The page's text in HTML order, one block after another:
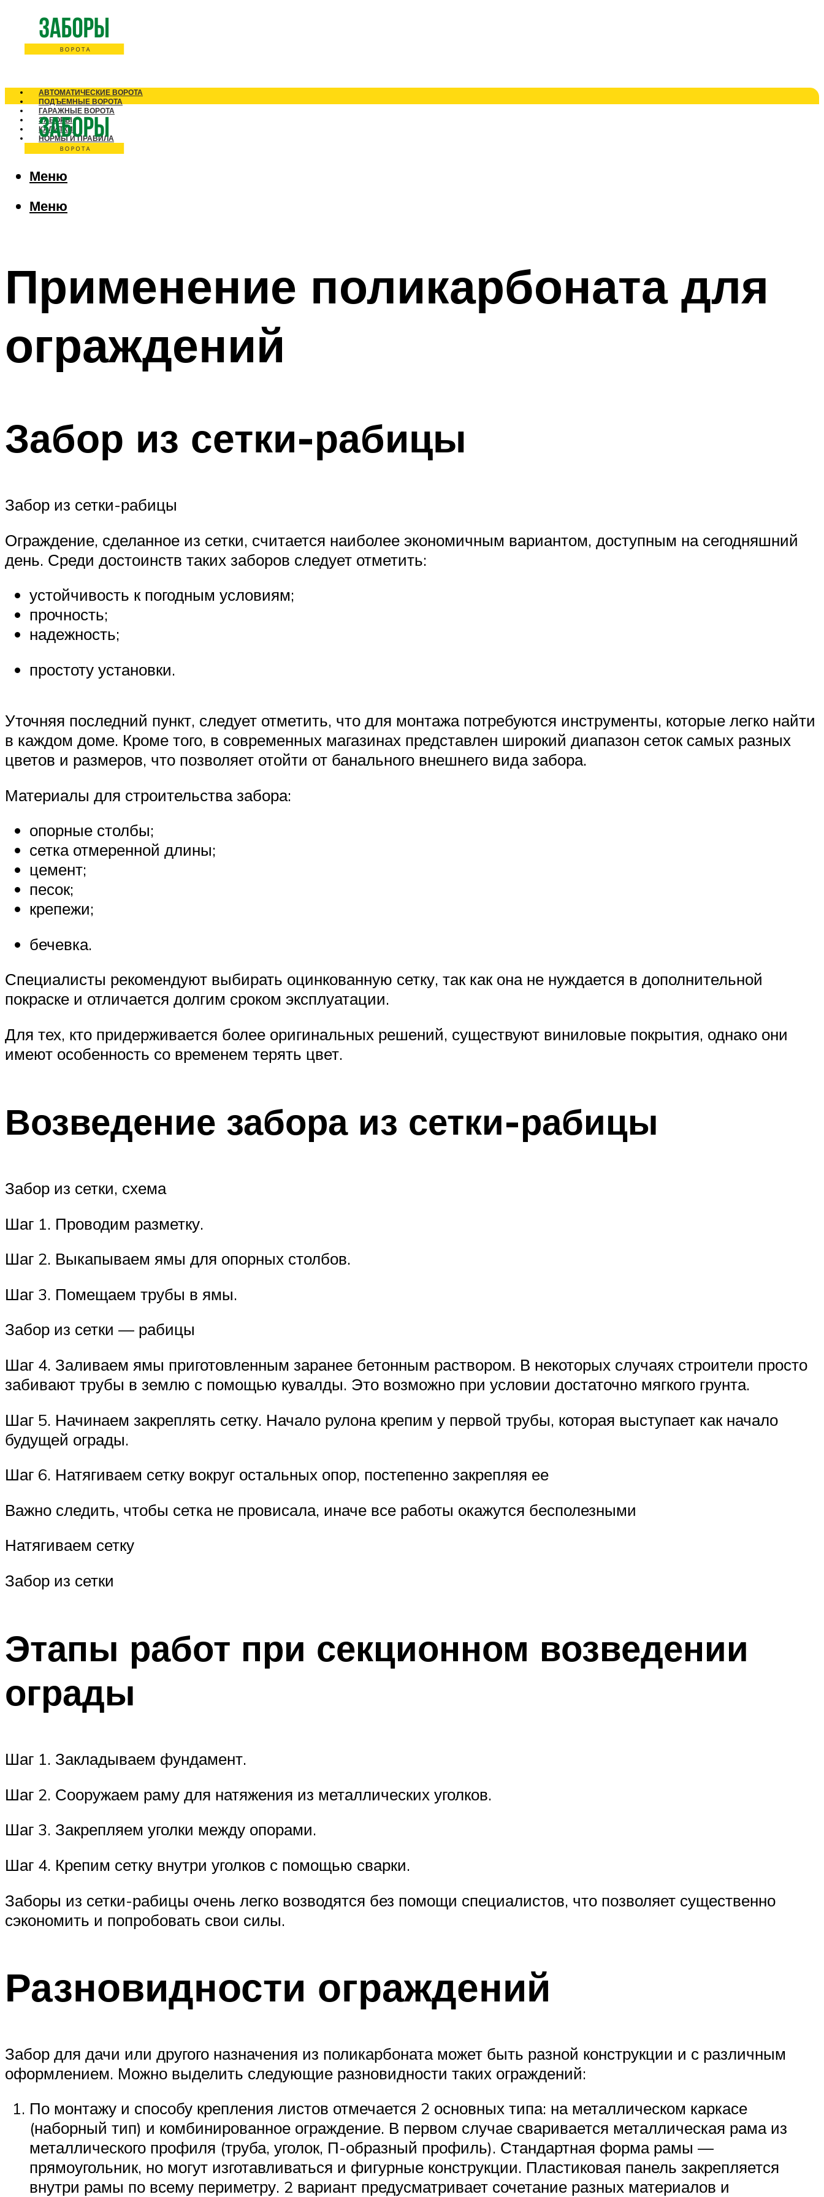
АВТОМАТИЧЕСКИЕ ВОРОТА
ПОДЪЕМНЫЕ ВОРОТА
ГАРАЖНЫЕ ВОРОТА
ЗАБОРЫ
КАЛИТКИ
НОРМЫ И ПРАВИЛА
Меню
Меню
Применение поликарбоната для
ограждений
Забор из сетки-рабицы
Забор из сетки-рабицы
Ограждение, сделанное из сетки, считается наиболее экономичным вариантом, доступным на сегодняшний
день. Среди достоинств таких заборов следует отметить:
устойчивость к погодным условиям;
прочность;
надежность;
простоту установки.
Уточняя последний пункт, следует отметить, что для монтажа потребуются инструменты, которые легко найти
в каждом доме. Кроме того, в современных магазинах представлен широкий диапазон сеток самых разных
цветов и размеров, что позволяет отойти от банального внешнего вида забора.
Материалы для строительства забора:
опорные столбы;
сетка отмеренной длины;
цемент;
песок;
крепежи;
бечевка.
Специалисты рекомендуют выбирать оцинкованную сетку, так как она не нуждается в дополнительной
покраске и отличается долгим сроком эксплуатации.
Для тех, кто придерживается более оригинальных решений, существуют виниловые покрытия, однако они
имеют особенность со временем терять цвет.
Возведение забора из сетки-рабицы
Забор из сетки, схема
Шаг 1. Проводим разметку.
Шаг 2. Выкапываем ямы для опорных столбов.
Шаг 3. Помещаем трубы в ямы.
Забор из сетки — рабицы
Шаг 4. Заливаем ямы приготовленным заранее бетонным раствором. В некоторых случаях строители просто
забивают трубы в землю с помощью кувалды. Это возможно при условии достаточно мягкого грунта.
Шаг 5. Начинаем закреплять сетку. Начало рулона крепим у первой трубы, которая выступает как начало
будущей ограды.
Шаг 6. Натягиваем сетку вокруг остальных опор, постепенно закрепляя ее
Важно следить, чтобы сетка не провисала, иначе все работы окажутся бесполезными
Натягиваем сетку
Забор из сетки
Этапы работ при секционном возведении
ограды
Шаг 1. Закладываем фундамент.
Шаг 2. Сооружаем раму для натяжения из металлических уголков.
Шаг 3. Закрепляем уголки между опорами.
Шаг 4. Крепим сетку внутри уголков с помощью сварки.
Заборы из сетки-рабицы очень легко возводятся без помощи специалистов, что позволяет существенно
сэкономить и попробовать свои силы.
Разновидности ограждений
Забор для дачи или другого назначения из поликарбоната может быть разной конструкции и с различным
оформлением. Можно выделить следующие разновидности таких ограждений:
По монтажу и способу крепления листов отмечается 2 основных типа: на металлическом каркасе
(наборный тип) и комбинированное ограждение. В первом случае сваривается металлическая рама из
металлического профиля (труба, уголок, П-образный профиль). Стандартная форма рамы —
прямоугольник, но могут изготавливаться и фигурные конструкции. Пластиковая панель закрепляется
внутри рамы по всему периметру. 2 вариант предусматривает сочетание разных материалов и